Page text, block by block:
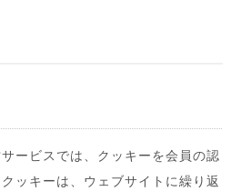
ービスでは、クッキーを会員の認
ッキーは、ウェブサイトに繰り返